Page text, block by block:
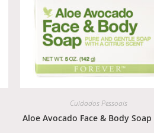
Cuidados Pessoais
Aloe Avocado Face & Body Soap